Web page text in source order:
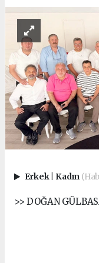
Erkek Kadın
>> DOĞAN